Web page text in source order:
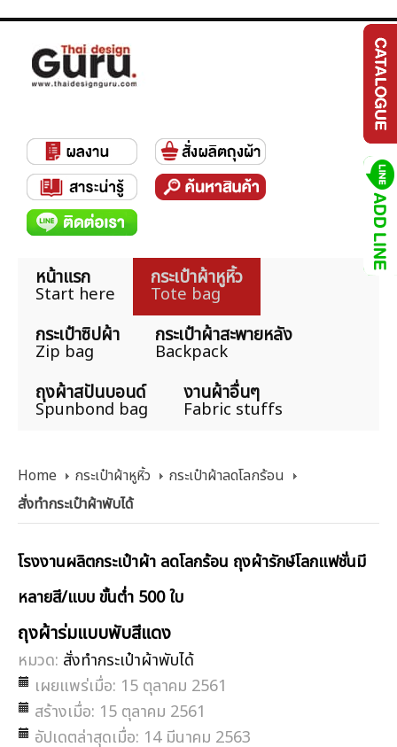
หน้าแรก
Start here
กระเป๋าผ้าหูหิ้ว
Tote bag
กระเป๋าซิปผ้า
Zip bag
กระเป๋าผ้าสะพายหลัง
Backpack
ถุงผ้าสปันบอนด์
Spunbond bag
งานผ้าอื่นๆ
Fabric stuffs
Home กระเป๋าผ้าหูหิ้ว
กระเป๋าผ้าลดโลกร้อน
สั่งทำกระเป๋าผ้าพับได้
โรงงานผลิตกระเป๋าผ้า ลดโลกร้อน ถุงผ้ารักษ์โลกแฟชั่นมี
หลายสี/แบบ ขั้นต่ำ 500 ใบ
ถุงผ้าร่มแบบพับสีแดง
หมวด: สั่งทำกระเป๋าผ้าพับได้
เผยแพร่เมื่อ: 15 ตุลาคม 2561
สร้างเมื่อ: 15 ตุลาคม 2561
อัปเดตล่าสุดเมื่อ: 14 มีนาคม 2563